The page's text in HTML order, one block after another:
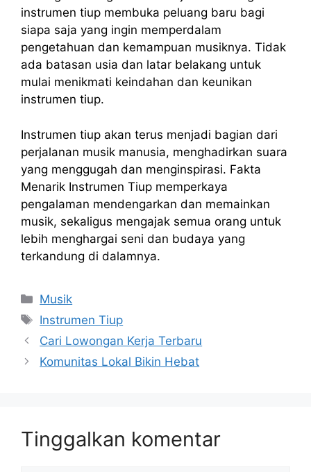
instrumen tiup membuka peluang baru bagi
siapa saja yang ingin memperdalam
pengetahuan dan kemampuan musiknya. Tidak
ada batasan usia dan latar belakang untuk
mulai menikmati keindahan dan keunikan
instrumen tiup.
Instrumen tiup akan terus menjadi bagian dari
perjalanan musik manusia, menghadirkan suara
yang menggugah dan menginspirasi. Fakta
Menarik Instrumen Tiup memperkaya
pengalaman mendengarkan dan memainkan
musik, sekaligus mengajak semua orang untuk
lebih menghargai seni dan budaya yang
terkandung di dalamnya.
Kategori
Musik
Tag
Instrumen Tiup
Cari Lowongan Kerja Terbaru
Komunitas Lokal Bikin Hebat
Tinggalkan komentar